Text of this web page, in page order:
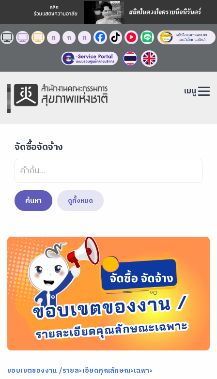
ก ก ก
เมนู
จัดซื้อจัดจ้าง
ค้นหา ดูทั้งหมด
ขอบเขตของงาน /รายละเอียดคุณลักษณะเฉพาะ